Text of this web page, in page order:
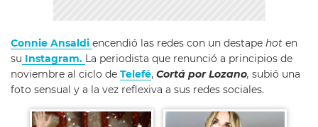
Connie Ansaldi encendió las redes con un destape hot en
su Instagram.
La periodista que renunció a principios de
noviembre al ciclo de Telefé, Cortá por Lozano, subió una
foto sensual y a la vez reflexiva a sus redes sociales.